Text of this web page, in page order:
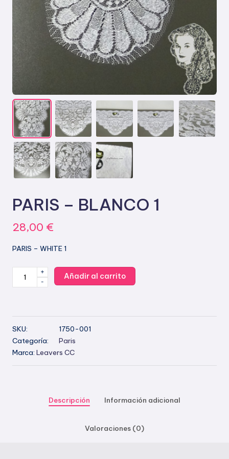
PARIS – BLANCO 1
28,00 €
PARIS – WHITE 1
cantidad
-
+
Añadir al carrito
SKU:
1750-001
Categoría:
Paris
Marca: Leavers CC
Descripción Información adicional
Valoraciones (0)